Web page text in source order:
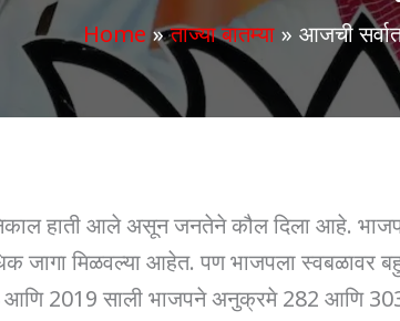
Home ताज्या बातम्या आजची
हाती आले असून जनतेने कौल दिला आहे.
जागा मिळवल्या आहेत. पण भाजपला स्वबळावर
2019 साली भाजपने अनुक्रमे 282 आणि 303